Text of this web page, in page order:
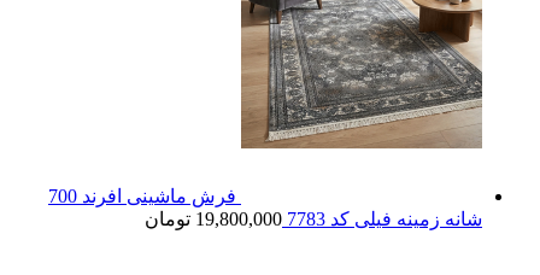
فرش ماشینی افرند 700
شانه زمینه فیلی کد 7783
19,800,000 تومان